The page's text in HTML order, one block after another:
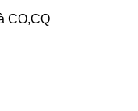
CO,CQ